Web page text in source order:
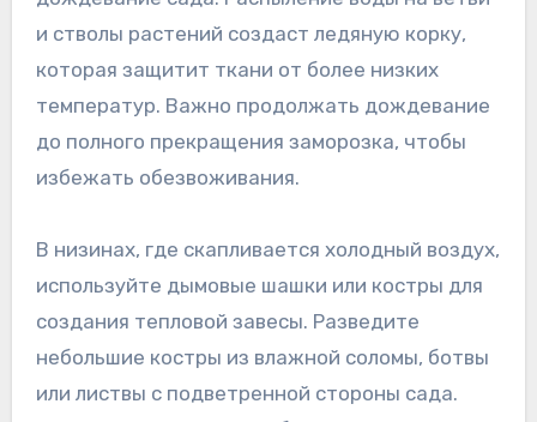
и стволы растений создаст ледяную корку,
которая защитит ткани от более низких
температур. Важно продолжать дождевание
до полного прекращения заморозка, чтобы
избежать обезвоживания.
В низинах, где скапливается холодный воздух,
используйте дымовые шашки или костры для
создания тепловой завесы. Разведите
небольшие костры из влажной соломы, ботвы
или листвы с подветренной стороны сада.